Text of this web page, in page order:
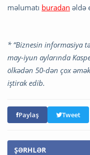
məlumatı buradan əldə
*“Biznesin informasiya
may-iyun aylarında
ölkədən 50-dən çox
iştirak edib.
Paylaş Tweet
ŞƏRHLƏR